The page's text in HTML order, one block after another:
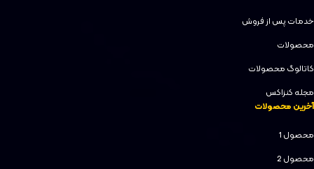
خدمات پس از فروش
محصولات
کاتالوگ محصولات
مجله کنزاکس
آخرین محصولات
محصول 1
محصول 2